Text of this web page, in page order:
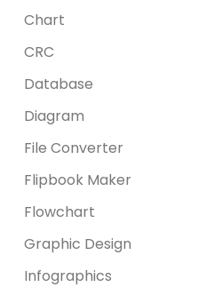
Chart
CRC
Database
Diagram
File Converter
Flipbook Maker
Flowchart
Graphic Design
Infographics